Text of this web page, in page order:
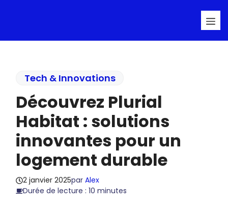
Tech & Innovations
Découvrez Plurial
Habitat : solutions
innovantes pour un
logement durable
2 janvier 2025parAlex
Durée de lecture : 10 minutes